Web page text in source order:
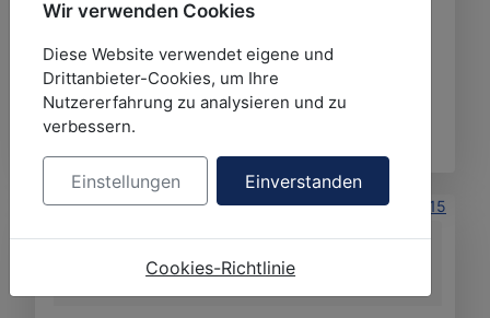
Bitte Anmeldenoder Registrieren um der
Konversation beizutreten.
07 Jan. 2025 12:03- 13 Mai 2026 10:54
#15
signierte Bücher
Wir verwenden Cookies
Diese Website verwendet eigene und
Drittanbieter-Cookies, um Ihre
Nutzererfahrung zu analysieren und zu
verbessern.
Einstellungen Einverstanden
Cookies-Richtlinie